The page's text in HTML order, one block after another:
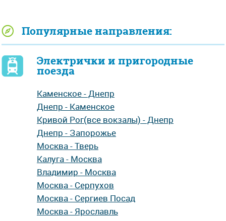
Популярные направления:
Электрички и пригородные
поезда
Каменское - Днепр
Днепр - Каменское
Кривой Рог(все вокзалы) - Днепр
Днепр - Запорожье
Москва - Тверь
Калуга - Москва
Владимир - Москва
Москва - Серпухов
Москва - Сергиев Посад
Москва - Ярославль